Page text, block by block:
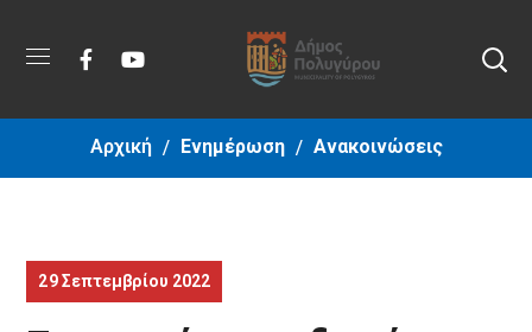
Αρχική Ενημέρωση Ανακοινώσεις
29 Σεπτεμβρίου 2022